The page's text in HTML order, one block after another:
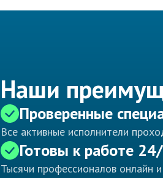
Наши
Проверенные
Все активные исполнители
Готовы к работе
Тысячи профессионалов онлайн